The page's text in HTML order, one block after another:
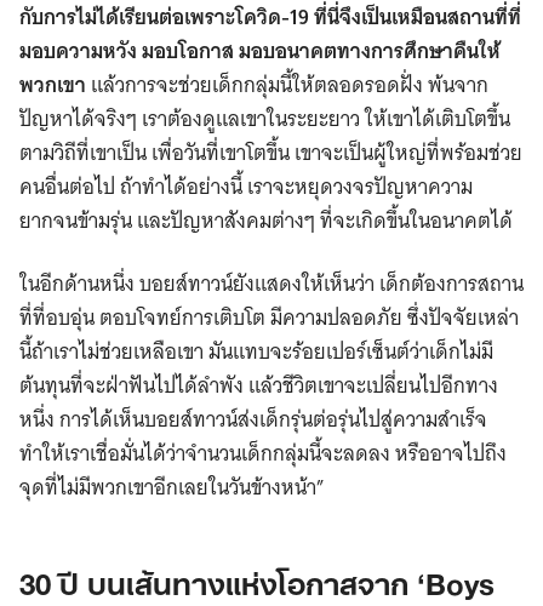
กับการไม่ได้เรียนต่อเพราะโควิด-19 ที่นี่จึงเป็นเหมือนสถานที่ที่
มอบความหวัง มอบโอกาส มอบอนาคตทางการศึกษาคืนให้
พวกเขา แล้วการจะช่วยเด็กกลุ่มนี้ให้ตลอดรอดฝั่ง พ้นจาก
ปัญหาได้จริงๆ เราต้องดูแลเขาในระยะยาว ให้เขาได้เติบโตขึ้น
ตามวิถีที่เขาเป็น เพื่อวันที่เขาโตขึ้น เขาจะเป็นผู้ใหญ่ที่พร้อมช่วย
คนอื่นต่อไป ถ้าทำได้อย่างนี้ เราจะหยุดวงจรปัญหาความ
ยากจนข้ามรุ่น และปัญหาสังคมต่างๆ ที่จะเกิดขึ้นในอนาคตได้
ในอีกด้านหนึ่ง บอยส์ทาวน์ยังแสดงให้เห็นว่า เด็กต้องการสถาน
ที่ที่อบอุ่น ตอบโจทย์การเติบโต มีความปลอดภัย ซึ่งปัจจัยเหล่า
นี้ถ้าเราไม่ช่วยเหลือเขา มันแทบจะร้อยเปอร์เซ็นต์ว่าเด็กไม่มี
ต้นทุนที่จะฝ่าฟันไปได้ลำพัง แล้วชีวิตเขาจะเปลี่ยนไปอีกทาง
หนึ่ง การได้เห็นบอยส์ทาวน์ส่งเด็กรุ่นต่อรุ่นไปสู่ความสำเร็จ
ทำให้เราเชื่อมั่นได้ว่าจำนวนเด็กกลุ่มนี้จะลดลง หรืออาจไปถึง
จุดที่ไม่มีพวกเขาอีกเลยในวันข้างหน้า”
30 ปี บนเส้นทางแห่งโอกาสจาก‘Boys